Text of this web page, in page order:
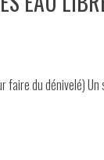
faire du dénivelé)